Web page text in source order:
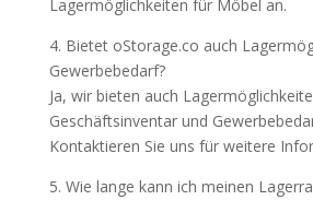
Lagermöglichkeiten für Möbel an.
4. Bietet oStorage.co auch
Gewerbebedarf?
Ja, wir bieten auch
Geschäftsinventar und
Kontaktieren Sie uns für weitere
5. Wie lange kann ich meinen